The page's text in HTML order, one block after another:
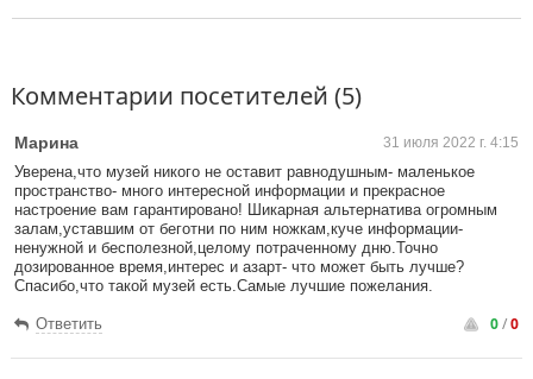
Комментарии посетителей (5)
Марина 31 июля 2022 г. 4:15
Уверена,что музей никого не оставит равнодушным- маленькое
пространство- много интересной информации и прекрасное
настроение вам гарантировано! Шикарная альтернатива огромным
залам,уставшим от беготни по ним ножкам,куче информации-
ненужной и бесполезной,целому потраченному дню.Точно
дозированное время,интерес и азарт- что может быть лучше?
Спасибо,что такой музей есть.Самые лучшие пожелания.
Ответить 0/0